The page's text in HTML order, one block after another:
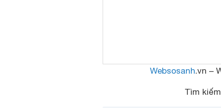
Websosanh.vn –
Tìm